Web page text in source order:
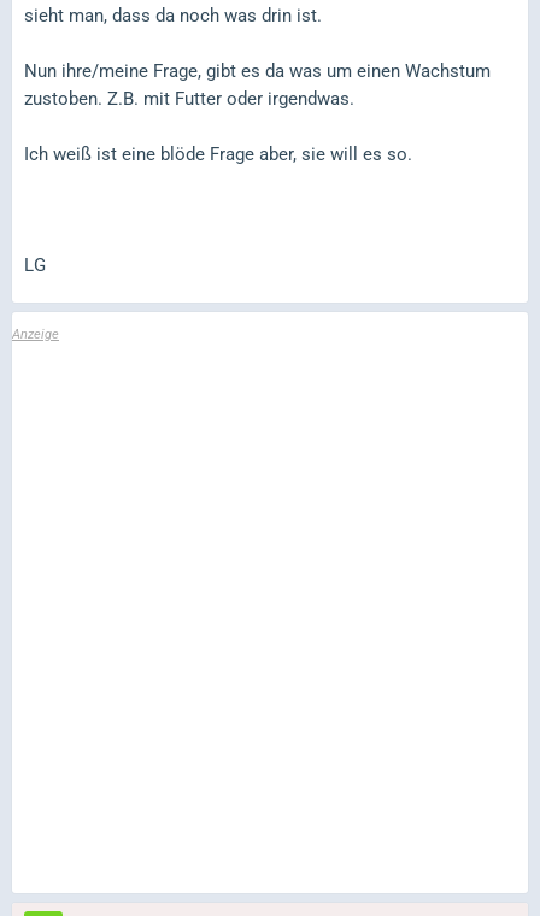
sieht man, dass da noch was drin ist.
Nun ihre/meine Frage, gibt es da was um einen Wachstum
zustoben. Z.B. mit Futter oder irgendwas.
Ich weiß ist eine blöde Frage aber, sie will es so.
LG